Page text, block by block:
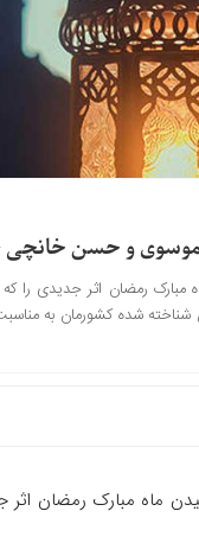
موسوی و حسن خانچی
مبارک رمضان اثر جدیدی را
شده کشورمان به
ماه مبارک رمضان